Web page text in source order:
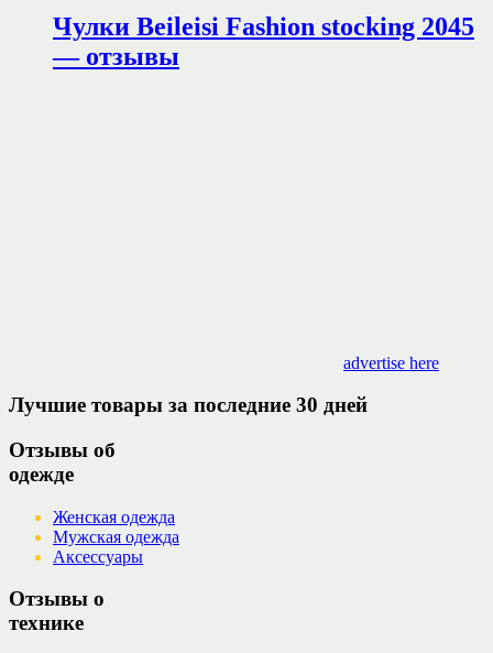
Чулки Beileisi Fashion stocking 2045
— отзывы
advertise here
Лучшие товары за последние 30 дней
Отзывы об
одежде
Женская одежда
Мужская одежда
Аксессуары
Отзывы о
технике